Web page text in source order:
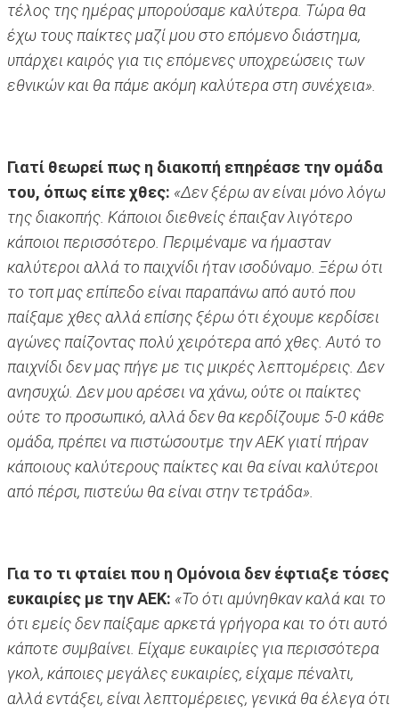
τέλος της ημέρας μπορούσαμε καλύτερα. Τώρα θα
έχω τους παίκτες μαζί μου στο επόμενο διάστημα,
υπάρχει καιρός για τις επόμενες υποχρεώσεις των
εθνικών και θα πάμε ακόμη καλύτερα στη συνέχεια».
Γιατί θεωρεί πως η διακοπή επηρέασε την ομάδα
του, όπως είπε χθες: «Δεν ξέρω αν είναι μόνο λόγω
της διακοπής. Κάποιοι διεθνείς έπαιξαν λιγότερο
κάποιοι περισσότερο. Περιμέναμε να ήμασταν
καλύτεροι αλλά το παιχνίδι ήταν ισοδύναμο. Ξέρω ότι
το τοπ μας επίπεδο είναι παραπάνω από αυτό που
παίξαμε χθες αλλά επίσης ξέρω ότι έχουμε κερδίσει
αγώνες παίζοντας πολύ χειρότερα από χθες. Αυτό το
παιχνίδι δεν μας πήγε με τις μικρές λεπτομέρεις. Δεν
ανησυχώ. Δεν μου αρέσει να χάνω, ούτε οι παίκτες
ούτε το προσωπικό, αλλά δεν θα κερδίζουμε 5-0 κάθε
ομάδα, πρέπει να πιστώσουτμε την ΑΕΚ γιατί πήραν
κάποιους καλύτερους παίκτες και θα είναι καλύτεροι
από πέρσι, πιστεύω θα είναι στην τετράδα».
Για το τι φταίει που η Ομόνοια δεν έφτιαξε τόσες
ευκαιρίες με την ΑΕΚ: «Το ότι αμύνηθκαν καλά και το
ότι εμείς δεν παίξαμε αρκετά γρήγορα και το ότι αυτό
κάποτε συμβαίνει. Είχαμε ευκαιρίες για περισσότερα
γκολ, κάποιες μεγάλες ευκαιρίες, είχαμε πέναλτι,
αλλά εντάξει, είναι λεπτομέρειες, γενικά θα έλεγα ότι